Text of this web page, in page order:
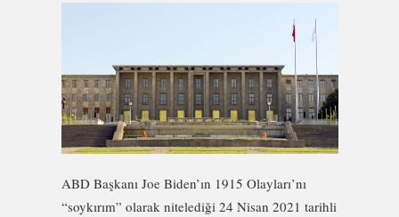
ABD Başkanı Joe Biden’ın 1915 Olayları’nı
“soykırım” olarak nitelediği 24 Nisan 2021 tarihli